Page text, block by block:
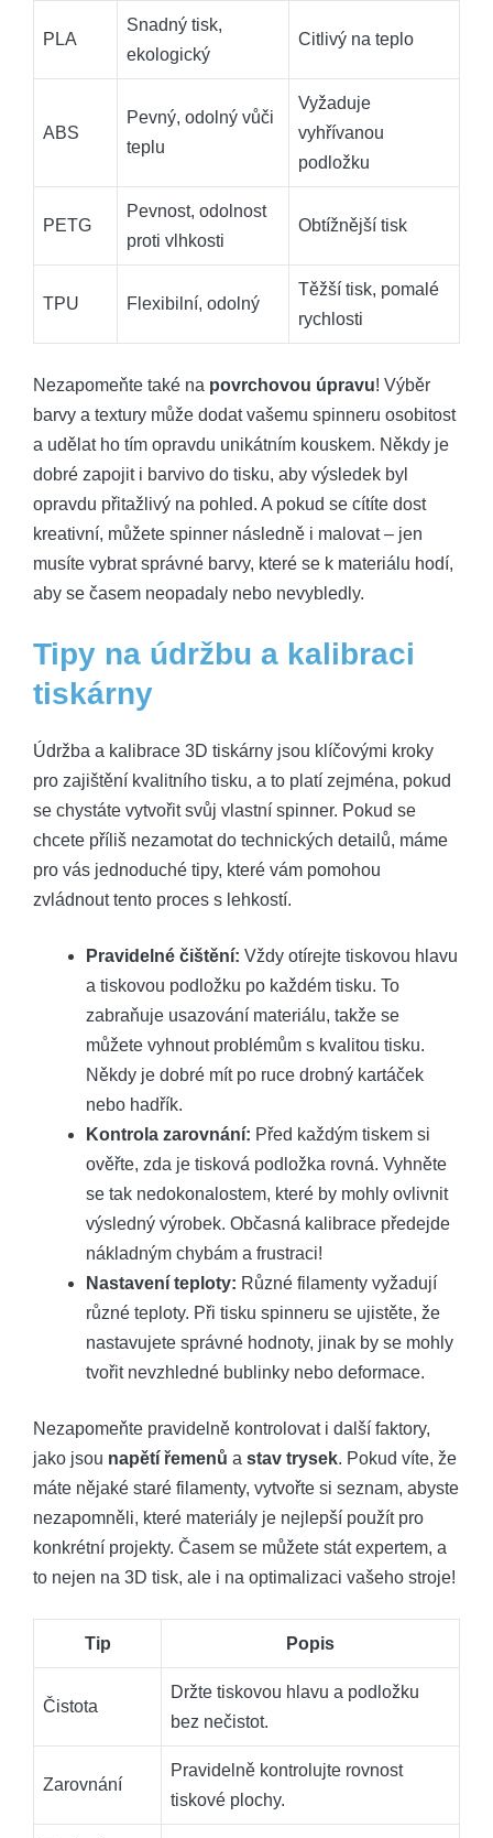
PLA
Snadný tisk,
ekologický
Citlivý na teplo
ABS
Pevný, odolný vůči
teplu
Vyžaduje
vyhřívanou
podložku
PETG
Pevnost, odolnost
proti vlhkosti
Obtížnější tisk
TPU Flexibilní, odolný
Těžší tisk, pomalé
rychlosti
Nezapomeňte také na povrchovou úpravu! Výběr
barvy a textury může dodat vašemu spinneru osobitost
a udělat ho tím opravdu unikátním kouskem. Někdy je
dobré zapojit i barvivo do tisku, aby výsledek byl
opravdu přitažlivý na pohled. A pokud se cítíte dost
kreativní, můžete spinner následně i malovat – jen
musíte vybrat správné barvy, které se k materiálu hodí,
aby se časem neopadaly nebo nevybledly.
Tipy na údržbu a kalibraci
tiskárny
Údržba a kalibrace 3D tiskárny jsou klíčovými kroky
pro zajištění kvalitního tisku, a to platí zejména, pokud
se chystáte vytvořit svůj vlastní spinner. Pokud se
chcete příliš nezamotat do technických detailů, máme
pro vás jednoduché tipy, které vám pomohou
zvládnout tento proces s lehkostí.
Pravidelné čištění: Vždy otírejte tiskovou hlavu
a tiskovou podložku po každém tisku. To
zabraňuje usazování materiálu, takže se
můžete vyhnout problémům s kvalitou tisku.
Někdy je dobré mít po ruce drobný kartáček
nebo hadřík.
Kontrola zarovnání: Před každým tiskem si
ověřte, zda je tisková podložka rovná. Vyhněte
se tak nedokonalostem, které by mohly ovlivnit
výsledný výrobek. Občasná kalibrace předejde
nákladným chybám a frustraci!
Nastavení teploty: Různé filamenty vyžadují
různé teploty. Při tisku spinneru se ujistěte, že
nastavujete správné hodnoty, jinak by se mohly
tvořit nevzhledné bublinky nebo deformace.
Nezapomeňte pravidelně kontrolovat i další faktory,
jako jsou napětí řemenů a stav trysek. Pokud víte, že
máte nějaké staré filamenty, vytvořte si seznam, abyste
nezapomněli, které materiály je nejlepší použít pro
konkrétní projekty. Časem se můžete stát expertem, a
to nejen na 3D tisk, ale i na optimalizaci vašeho stroje!
Tip Popis
Čistota
Držte tiskovou hlavu a podložku
bez nečistot.
Zarovnání
Pravidelně kontrolujte rovnost
tiskové plochy.